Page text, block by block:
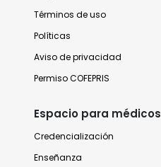
Términos de uso
Políticas
Aviso de privacidad
Permiso COFEPRIS
Espacio para médicos
Credencialización
Enseñanza